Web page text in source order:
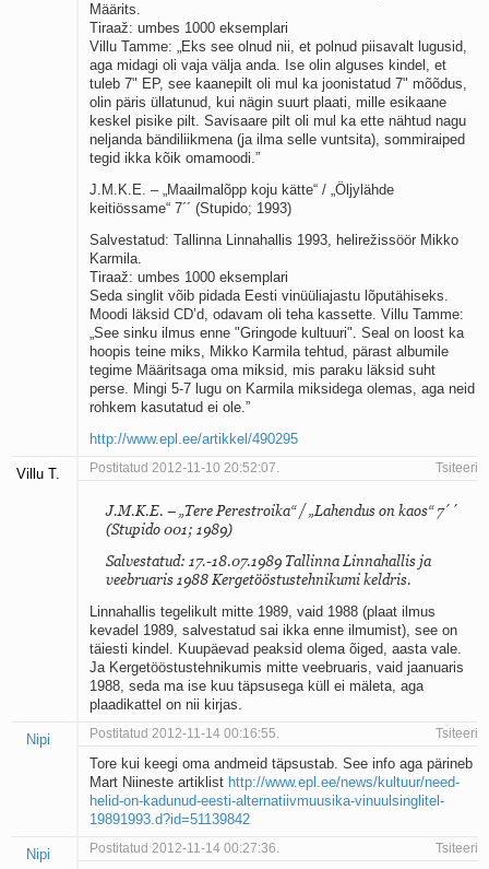
Määrits.
Tiraaž: umbes 1000 eksemplari
Villu Tamme: „Eks see olnud nii, et polnud piisavalt lugusid,
aga midagi oli vaja välja anda. Ise olin alguses kindel, et
tuleb 7" EP, see kaanepilt oli mul ka joonistatud 7" mõõdus,
olin päris üllatunud, kui nägin suurt plaati, mille esikaane
keskel pisike pilt. Savisaare pilt oli mul ka ette nähtud nagu
neljanda bändiliikmena (ja ilma selle vuntsita), sommiraiped
tegid ikka kõik omamoodi.”
J.M.K.E. – „Maailmalõpp koju kätte“ / „Öljylähde
keitiössame“ 7´´ (Stupido; 1993)
Salvestatud: Tallinna Linnahallis 1993, helirežissöör Mikko
Karmila.
Tiraaž: umbes 1000 eksemplari
Seda singlit võib pidada Eesti vinüüliajastu lõputähiseks.
Moodi läksid CD’d, odavam oli teha kassette. Villu Tamme:
„See sinku ilmus enne "Gringode kultuuri". Seal on loost ka
hoopis teine miks, Mikko Karmila tehtud, pärast albumile
tegime Määritsaga oma miksid, mis paraku läksid suht
perse. Mingi 5-7 lugu on Karmila miksidega olemas, aga neid
rohkem kasutatud ei ole.”
http://www.epl.ee/artikkel/490295
Villu T. Postitatud 2012-11-10 20:52:07. Tsiteeri
J.M.K.E. – „Tere Perestroika“ / „Lahendus on kaos“ 7´´
(Stupido 001; 1989)
Salvestatud: 17.-18.07.1989 Tallinna Linnahallis ja
veebruaris 1988 Kergetööstustehnikumi keldris.
Linnahallis tegelikult mitte 1989, vaid 1988 (plaat ilmus
kevadel 1989, salvestatud sai ikka enne ilmumist), see on
täiesti kindel. Kuupäevad peaksid olema õiged, aasta vale.
Ja Kergetööstustehnikumis mitte veebruaris, vaid jaanuaris
1988, seda ma ise kuu täpsusega küll ei mäleta, aga
plaadikattel on nii kirjas.
Nipi Postitatud 2012-11-14 00:16:55. Tsiteeri
Tore kui keegi oma andmeid täpsustab. See info aga pärineb
Mart Niineste artiklist http://www.epl.ee/news/kultuur/need-
helid-on-kadunud-eesti-alternatiivmuusika-vinuulsinglitel-
19891993.d?id=51139842
Nipi Postitatud 2012-11-14 00:27:36. Tsiteeri